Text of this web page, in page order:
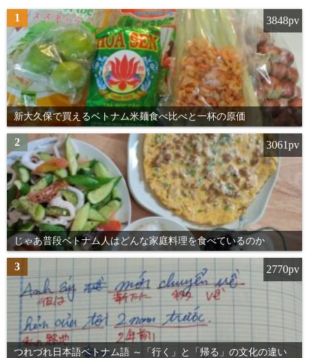
1
新大久保で買えるベトナム米麺食べ比べと一杯の原価
3848pv
2
じゃあ普段ベトナム人はどんな家庭料理を食べているのか
3061pv
3
つれづれ日本語ベトナム語 ～「行く」と「帰る」の文化の違い
2770pv